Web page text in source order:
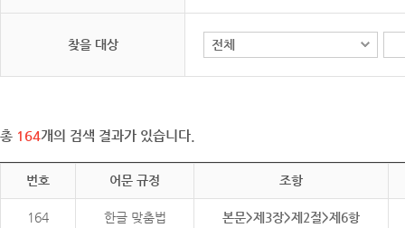
찾을 대상
총 164개의 검색 결과가 있습니다.
번호 어문 규정 조항
164 한글 맞춤법 본문>제3장>제2절>제6항